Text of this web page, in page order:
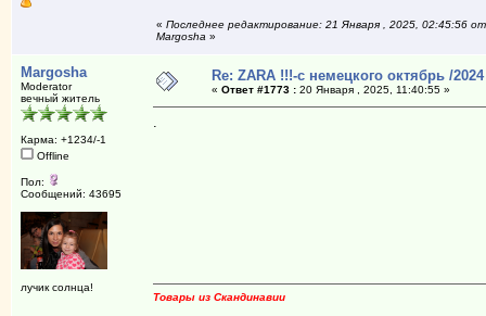
« Последнее редактирование: 21 Января , 2025, 02:45:56 от
Margosha »
Margosha
Moderator
вечный житель
Карма: +1234/-1
Offline
Пол:
Сообщений: 43695
лучик солнца!
Re: ZARA !!!-с немецкого октябрь /2024
« Ответ #1773 :20 Января , 2025, 11:40:55 »
.
Товары из Скандинавии